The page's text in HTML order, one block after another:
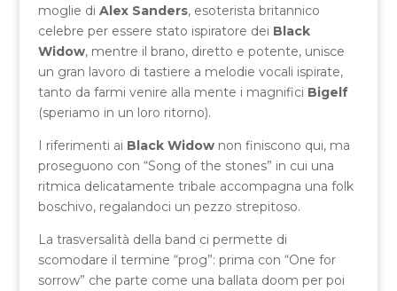
moglie di Alex Sanders, esoterista britannico
celebre per essere stato ispiratore dei Black
Widow, mentre il brano, diretto e potente, unisce
un gran lavoro di tastiere a melodie vocali ispirate,
tanto da farmi venire alla mente i magnifici Bigelf
(speriamo in un loro ritorno).
I riferimenti ai Black Widownon finiscono qui, ma
proseguono con “Song of the stones” in cui una
ritmica delicatamente tribale accompagna una folk
boschivo, regalandoci un pezzo strepitoso.
La trasversalità della band ci permette di
scomodare il termine “prog”: prima con “One for
sorrow” che parte come una ballata doom per poi